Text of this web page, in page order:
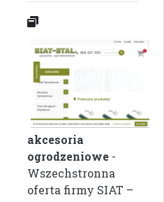
akcesoria
ogrodzeniowe -
Wszechstronna
oferta firmy SIAT –